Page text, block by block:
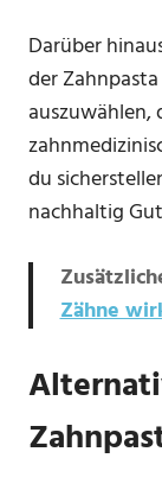
Darüber
der
auszuwählen,
du
nachhaltig
Zähne